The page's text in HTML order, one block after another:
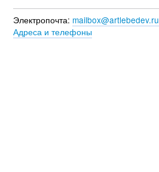
Электропочта: mailbox@artlebedev.ru
Адреса и телефоны